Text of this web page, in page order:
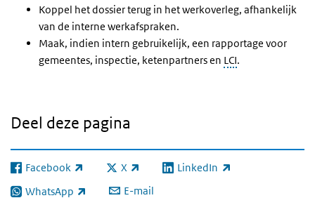
Koppel het dossier terug in het werkoverleg, afhankelijk
van de interne werkafspraken.
Maak, indien intern gebruikelijk, een rapportage voor
gemeentes, inspectie, ketenpartners en LCI.
Deel deze pagina
Facebook
(externe link) X
(externe link) LinkedIn
(externe link)
WhatsApp
(externe link) E-mail